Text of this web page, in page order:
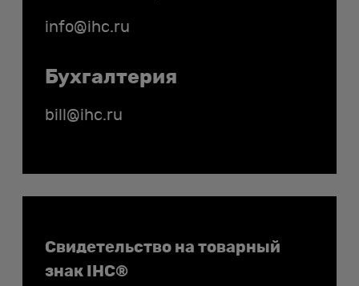
info@ihc.ru
Бухгалтерия
bill@ihc.ru
Документы
Свидетельство на товарный
знак IHC®